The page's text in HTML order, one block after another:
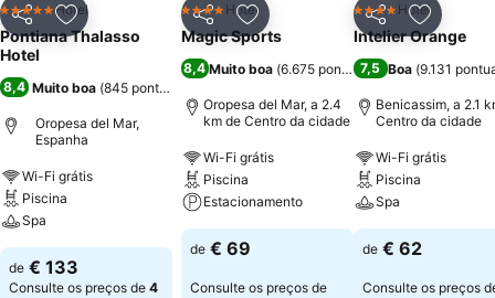
PartilharAdicionar aos favoritos
5 EstrelasHotel
Pontiana Thalasso
Hotel
8,4 Muito boa (845 pontuações
Oropesa del Mar,
Espanha
Wi-Fi grátis
Piscina
Spa
de € 133
Consulte os preços de 4
PartilharAdicionar aos favoritos
4 EstrelasHotel
Magic Sports
8,4 Muito boa (6.675 pontuações)
Oropesa del Mar, a 2.4
km de Centro da cidade
Wi-Fi grátis
Piscina
Estacionamento
de € 69
Consulte os preços de
Partilhar
4 EstrelasHotel
Intelier Orange
7,5 Boa (9.131
Benicassim, a 2.1
Centro da cidade
Wi-Fi grátis
Piscina
Spa
de € 62
Consulte os preços